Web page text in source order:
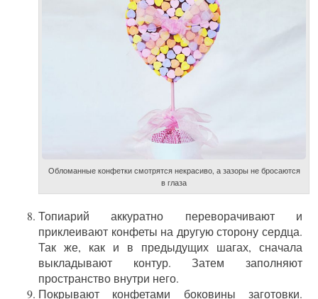
Обломанные конфетки смотрятся некрасиво, а зазоры не бросаются
в глаза
Топиарий аккуратно переворачивают и
приклеивают конфеты на другую сторону сердца.
Так же, как и в предыдущих шагах, сначала
выкладывают контур. Затем заполняют
пространство внутри него.
Покрывают конфетами боковины заготовки.